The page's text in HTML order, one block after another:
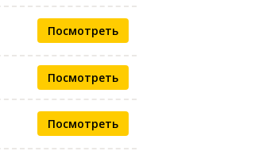
Посмотреть
Посмотреть
Посмотреть